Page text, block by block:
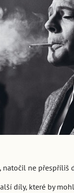
natočil ne
díly, které by